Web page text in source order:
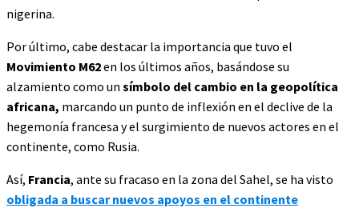
nigerina.
Por último, cabe destacar la importancia que tuvo el
Movimiento M62en los últimos años, basándose su
alzamiento como un símbolo del cambio en la geopolítica
africana, marcando un punto de inflexión en el declive de la
hegemonía francesa y el surgimiento de nuevos actores en el
continente, como Rusia.
Así, Francia, ante su fracaso en la zona del Sahel, se ha visto
obligada a buscar nuevos apoyos en el continente